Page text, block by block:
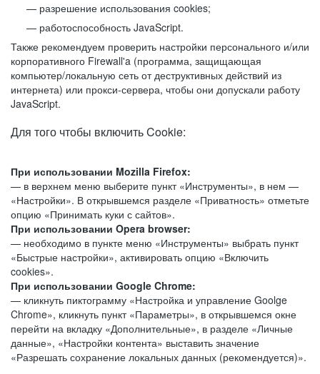
разрешение использования cookies;
работоспособность JavaScript.
Также рекомендуем проверить настройки персонального и/или
корпоративного Firewall'a (программа, защищающая
компьютер/локальную сеть от деструктивных действий из
интернета) или прокси-сервера, чтобы они допускали работу
JavaScript.
Для того чтобы включить Cookie:
При использовании Mozilla Firefox:
— в верхнем меню выберите пункт «Инструменты», в нем —
«Настройки». В открывшемся разделе «Приватность» отметьте
опцию «Принимать куки с сайтов».
При использовании Opera browser:
— необходимо в пункте меню «Инструменты» выбрать пункт
«Быстрые настройки», активировать опцию «Включить
cookies».
При использовании Google Chrome:
— кликнуть пиктограмму «Настройка и управление Goolge
Chrome», кликнуть пункт «Параметры», в открывшемся окне
перейти на вкладку «Дополнительные», в разделе «Личные
данные», «Настройки контента» выставить значение
«Разрешать сохранение локальных данных (рекомендуется)».